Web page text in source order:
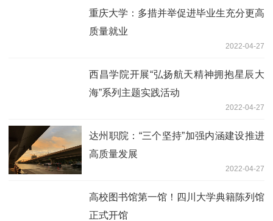
重庆大学：多措并举促进毕业生充分更高
质量就业
2022-04-27
西昌学院开展“弘扬航天精神拥抱星辰大
海”系列主题实践活动
2022-04-27
达州职院：“三个坚持”加强内涵建设推进
高质量发展
2022-04-27
高校图书馆第一馆！四川大学典籍陈列馆
正式开馆